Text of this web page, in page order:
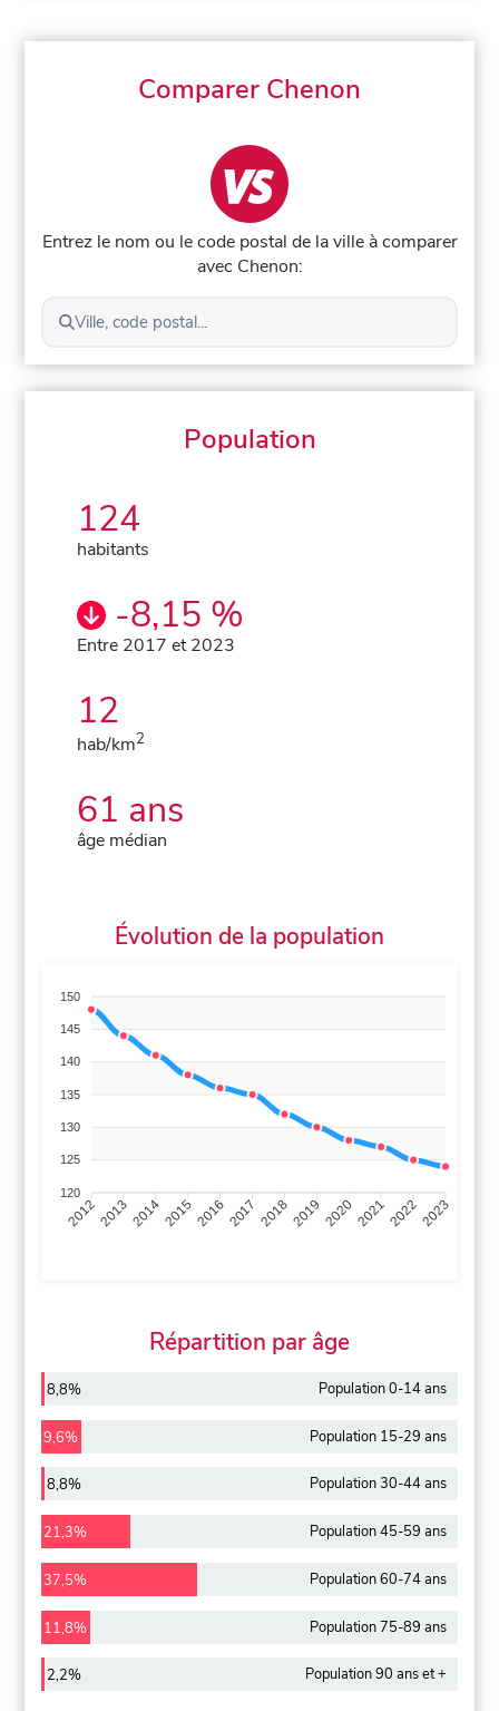
Comparer Chenon
Entrez le nom ou le code postal de la ville à comparer
avec Chenon:
Ville, code postal...
Population
124
habitants
-8,15 %
Entre 2017 et 2023
12
hab/km2
61 ans
âge médian
Évolution de la population
150
145
140
135
130
125
120
201220132014201520162017 20182019 2020202120222023
Répartition par âge
8,8% Population 0-14 ans
9,6% Population 15-29 ans
8,8% Population 30-44 ans
21,3% Population 45-59 ans
37,5% Population 60-74 ans
11,8% Population 75-89 ans
2,2% Population 90 ans et +